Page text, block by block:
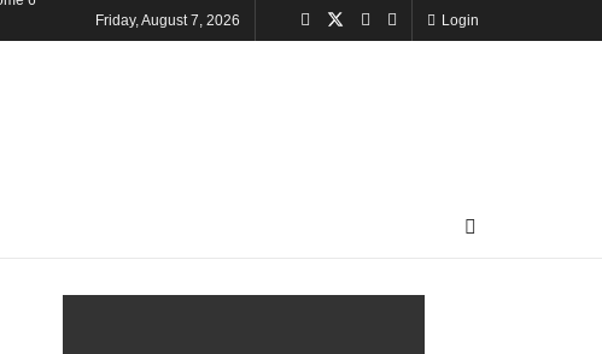
Friday, August 7, 2026 Login